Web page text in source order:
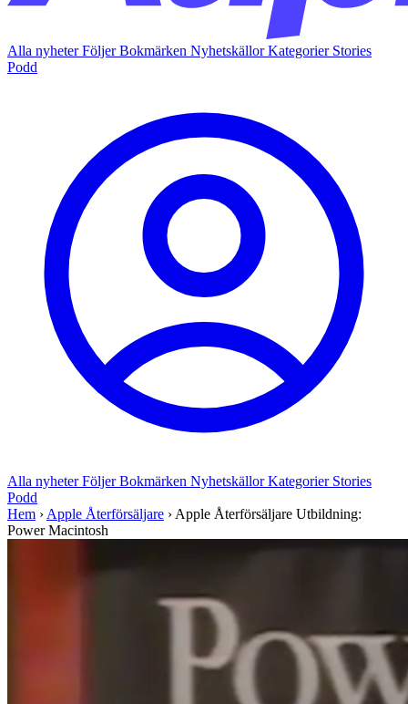
Alla nyheterFöljerBokmärken NyhetskällorKategorier Stories
Podd
Alla nyheterFöljerBokmärken NyhetskällorKategorier Stories
Podd
Hem › Apple Återförsäljare › Apple Återförsäljare Utbildning:
Power Macintosh